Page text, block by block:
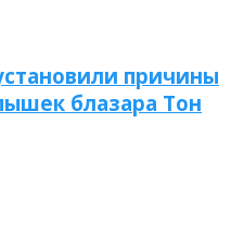
причины
блазара Тон